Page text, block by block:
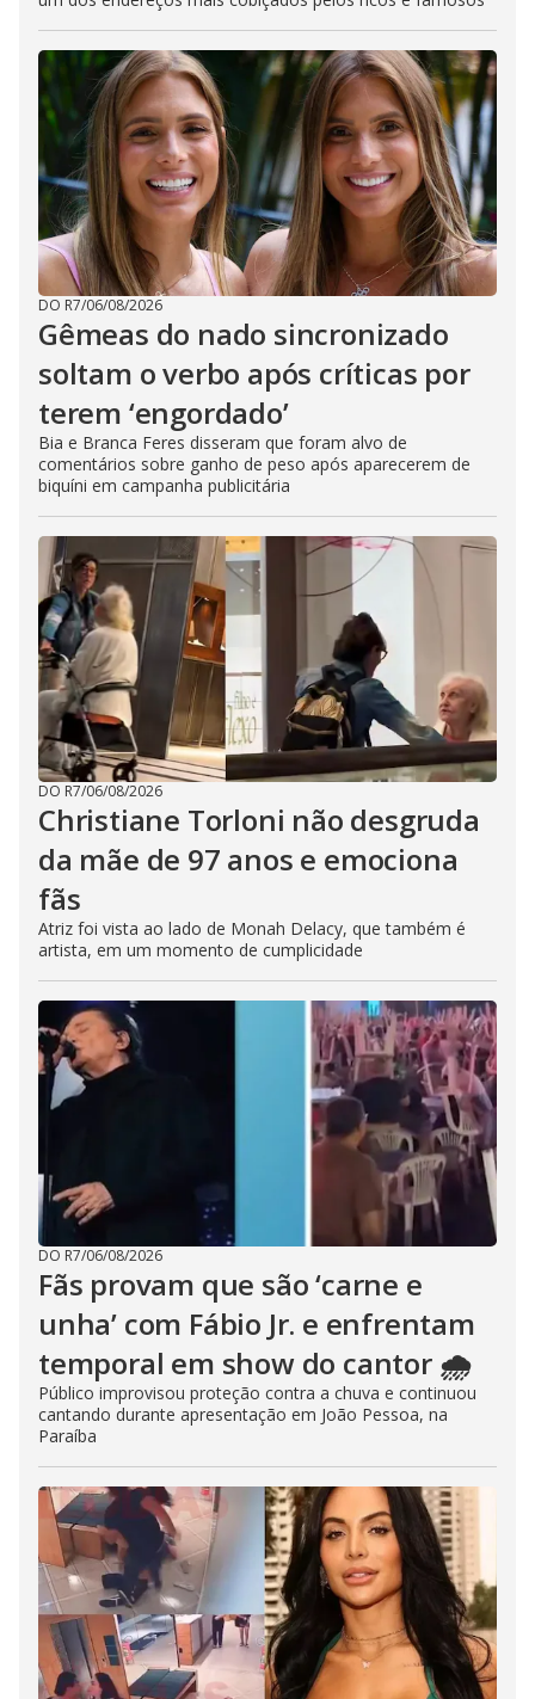
DO R7/06/08/2026
Gêmeas do nado sincronizado
soltam o verbo após críticas por
terem ‘engordado’
Bia e Branca Feres disseram que foram alvo de
comentários sobre ganho de peso após aparecerem de
biquíni em campanha publicitária
DO R7/06/08/2026
Christiane Torloni não desgruda
da mãe de 97 anos e emociona
fãs
Atriz foi vista ao lado de Monah Delacy, que também é
artista, em um momento de cumplicidade
DO R7/06/08/2026
Fãs provam que são ‘carne e
unha’ com Fábio Jr. e enfrentam
temporal em show do cantor 🌧️
Público improvisou proteção contra a chuva e continuou
cantando durante apresentação em João Pessoa, na
Paraíba